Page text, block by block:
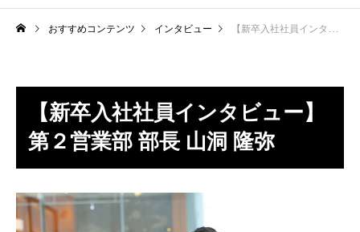
おすすめコンテンツ インタビュー 【新卒入社社員インタビュー】第２営業部 山洞隆弥
【新卒入社社員インタビュー】
第２営業部 部長 山洞 隆弥